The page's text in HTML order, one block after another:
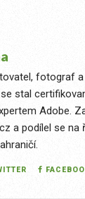
fotograf
stal
Adobe.
a podílel se na